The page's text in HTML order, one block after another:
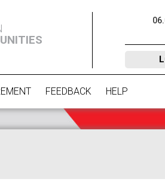
06.
FEEDBACK HELP